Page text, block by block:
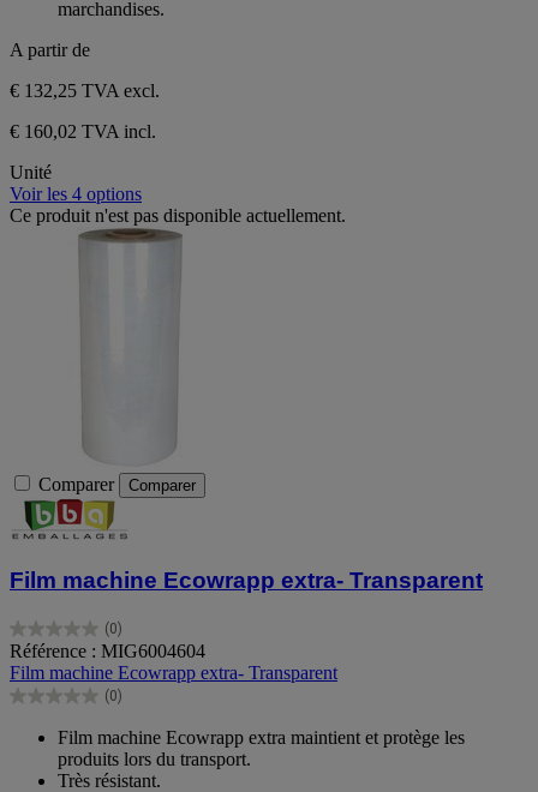
marchandises.
A partir de
€ 132,25 TVA excl.
€ 160,02 TVA incl.
Unité
Voir les 4 options
Ce produit n'est pas disponible actuellement.
Comparer Comparer
Film machine Ecowrapp extra- Transparent
(0)
0.0
sur
5
étoiles.
Référence : MIG6004604
Film machine Ecowrapp extra- Transparent
(0)
0.0
étoiles.
Film machine Ecowrapp extra maintient et protège les
produits lors du transport.
Très résistant.